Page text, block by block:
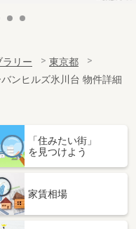
ラリー
東京都
ンヒルズ氷川台 物件詳細
「住みたい街」
を見つけよう
家賃相場